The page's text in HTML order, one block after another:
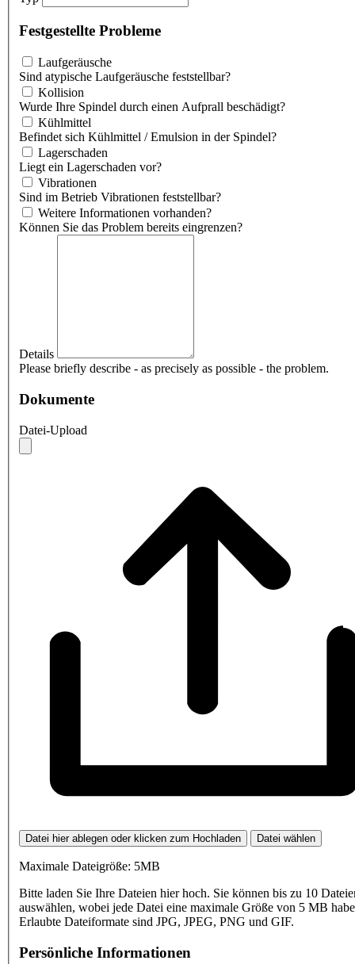
Festgestellte Probleme
Laufgeräusche
Sind atypische Laufgeräusche feststellbar?
Kollision
Wurde Ihre Spindel durch einen Aufprall beschädigt?
Kühlmittel
Befindet sich Kühlmittel / Emulsion in der Spindel?
Lagerschaden
Liegt ein Lagerschaden vor?
Vibrationen
Sind im Betrieb Vibrationen feststellbar?
Weitere Informationen vorhanden?
Können Sie das Problem bereits eingrenzen?
Details
Please briefly describe - as precisely as possible - the problem.
Dokumente
Datei-Upload
Datei hier ablegen oder klicken zum Hochladen Datei wählen
Maximale Dateigröße: 5MB
Bitte laden Sie Ihre Dateien hier hoch. Sie können bis zu 10
auswählen, wobei jede Datei eine maximale Größe von 5 MB
Erlaubte Dateiformate sind JPG, JPEG, PNG und GIF.
Persönliche Informationen